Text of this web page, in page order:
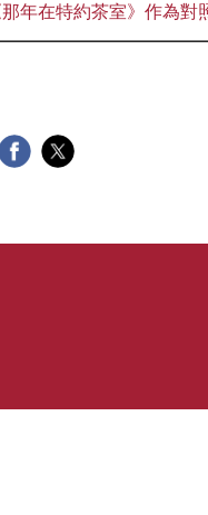
年在特約茶室》作為對